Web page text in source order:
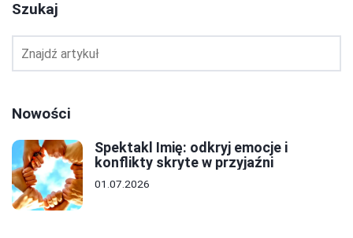
Szukaj
Nowości
Spektakl Imię: odkryj emocje i
konflikty skryte w przyjaźni
01.07.2026